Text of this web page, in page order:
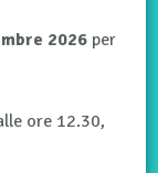
2026per
ore 12.30,